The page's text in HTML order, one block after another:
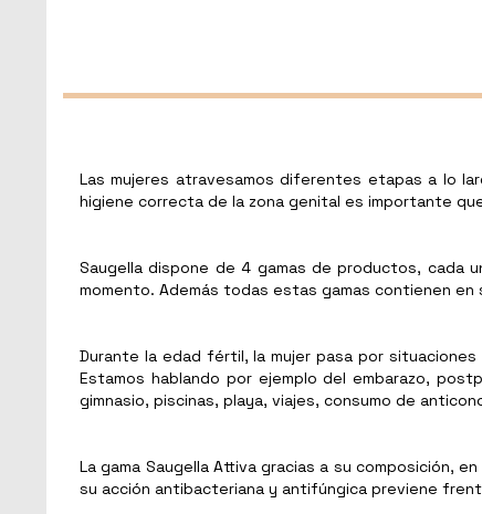
Las mujeres atravesamos diferentes etapas a lo
higiene correcta de la zona genital es importante
Saugella dispone de 4 gamas de productos, cada
momento. Además todas estas gamas contienen
Durante la edad fértil, la mujer pasa por
Estamos hablando por ejemplo del embarazo,
gimnasio, piscinas, playa, viajes, consumo de
La gama Saugella Attiva gracias a su composición,
su acción antibacteriana y antifúngica previene